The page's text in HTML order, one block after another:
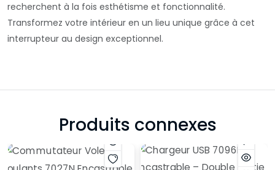
recherchent à la fois esthétisme et fonctionnalité.
Transformez votre intérieur en un lieu unique grâce à cet
interrupteur au design exceptionnel.
Produits connexes